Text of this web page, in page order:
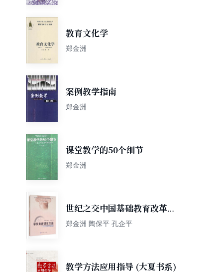
教育文化学
郑金洲
案例教学指南
郑金洲
课堂教学的50个细节
郑金洲
世纪之交中国基础教育改革研
究丛书：学校教育研究方法
郑金洲 陶保平 孔企平
教学方法应用指导 (大夏书系)